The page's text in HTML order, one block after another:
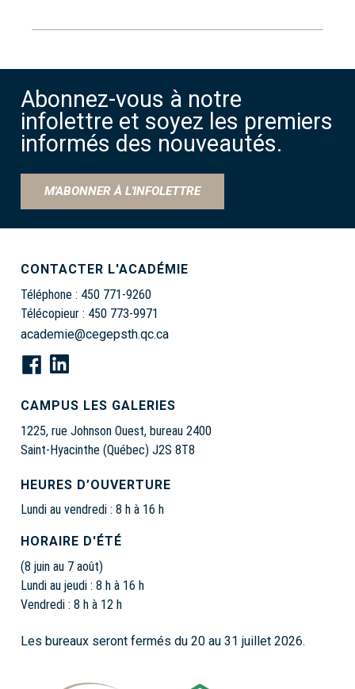
Abonnez-vous à notre
infolettre et soyez les premiers
informés des nouveautés.
M'ABONNER À L'INFOLETTRE
CONTACTER L'ACADÉMIE
Téléphone : 450 771-9260
Télécopieur : 450 773-9971
academie@cegepsth.qc.ca
CAMPUS LES GALERIES
1225, rue Johnson Ouest, bureau 2400
Saint-Hyacinthe (Québec) J2S 8T8
HEURES D’OUVERTURE
Lundi au vendredi : 8 h à 16 h
HORAIRE D'ÉTÉ
(8 juin au 7 août)
Lundi au jeudi : 8 h à 16 h
Vendredi : 8 h à 12 h
Les bureaux seront fermés du 20 au 31 juillet 2026.